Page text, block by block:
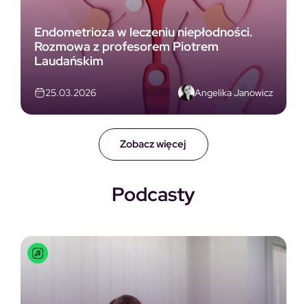
Zobacz więcej
Endometrioza w leczeniu niepłodności.
Rozmowa z profesorem Piotrem
Laudańskim
25.03.2026 Angelika Janowicz
Podcasty